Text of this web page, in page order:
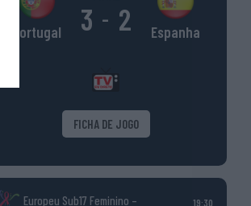
Portugal 3 - 2 Espanha
FICHA DE JOGO
Europeu Sub17 Feminino – 19:30